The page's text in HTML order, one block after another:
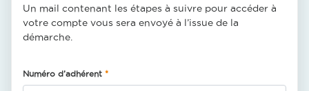
Un mail contenant les étapes à suivre pour accéder à
votre compte vous sera envoyé à l’issue de la
démarche.
Numéro d’adhérent